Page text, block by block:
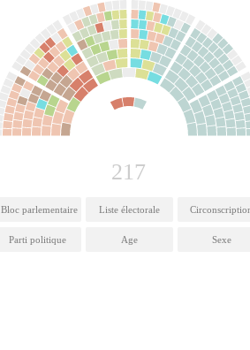
217
Bloc parlementaire Liste électorale
Parti politique Age Sexe